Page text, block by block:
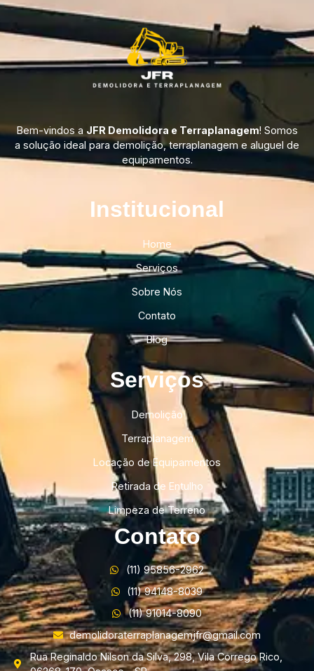
Bem-vindos a JFR Demolidora e Terraplanagem! Somos
a solução ideal para demolição, terraplanagem e aluguel de
equipamentos.
Institucional​
Home
Serviços
Sobre Nós
Contato
Blog
Serviços
Demolição
Terraplanagem
Locação de Equipamentos
Retirada de Entulho
Limpeza de Terreno
Contato
(11) 95856-2962
(11) 94148-8039
(11) 91014-8090
demolidoraterraplanagemjfr@gmail.com
Rua Reginaldo Nilson da Silva, 298, Vila Corrego Rico,